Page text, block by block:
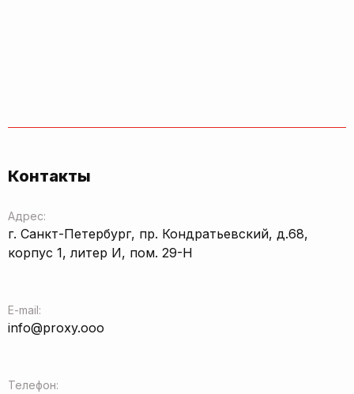
Контакты
Адрес:
г. Санкт-Петербург, пр. Кондратьевский, д.68,
корпус 1, литер И, пом. 29-Н
E-mail:
info@proxy.ooo
Телефон: